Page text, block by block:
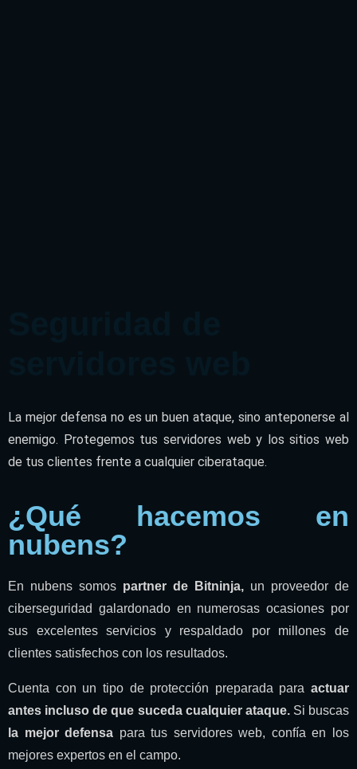
La mejor defensa no es un buen ataque, sino anteponerse al
enemigo. Protegemos tus servidores web y los sitios web
de tus clientes frente a cualquier ciberataque.
¿Qué hacemos en
nubens?
En nubens somos partner de Bitninja, un proveedor de
ciberseguridad galardonado en numerosas ocasiones por
sus excelentes servicios y respaldado por millones de
clientes satisfechos con los resultados.
Cuenta con un tipo de protección preparada para actuar
antes incluso de que suceda cualquier ataque.Si buscas
la mejor defensa para tus servidores web, confía en los
mejores expertos en el campo.